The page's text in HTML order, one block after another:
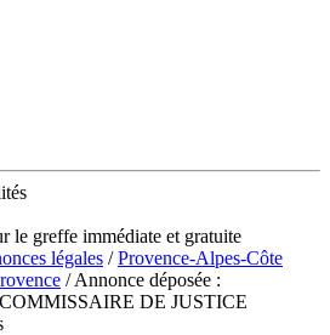
le greffe immédiate et gratuite
légales /Provence-Alpes-Côte
/ Annonce déposée :
DE JUSTICE